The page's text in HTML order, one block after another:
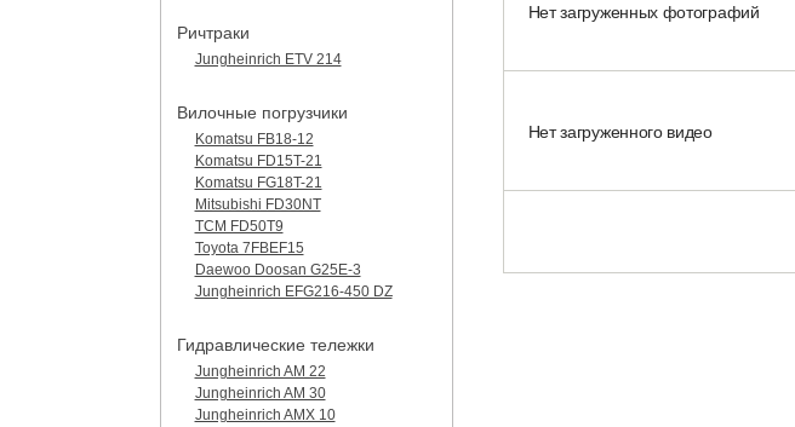
Нет загруженных фотографий
Нет загруженного видео
Ричтраки
Jungheinrich ETV 214
Вилочные погрузчики
Komatsu FB18-12
Komatsu FD15T-21
Komatsu FG18T-21
Mitsubishi FD30NT
TCM FD50T9
Toyota 7FBEF15
Daewoo Doosan G25E-3
Jungheinrich EFG216-450 DZ
Гидравлические тележки
Jungheinrich AM 22
Jungheinrich AM 30
Jungheinrich AMX 10